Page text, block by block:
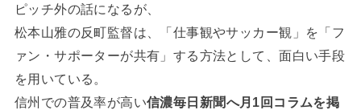
ピッチ外の話になるが、
松本山雅の反町監督は、「仕事観やサッカー観」を「フ
ァン・サポーターが共有」する方法として、面白い手段
を用いている。
信州での普及率が高い信濃毎日新聞へ月1回コラムを掲